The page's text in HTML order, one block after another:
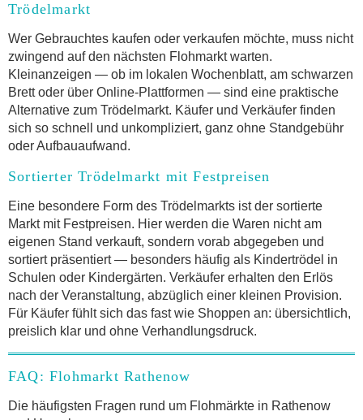
Trödelmarkt
Wer Gebrauchtes kaufen oder verkaufen möchte, muss nicht
zwingend auf den nächsten Flohmarkt warten.
Kleinanzeigen — ob im lokalen Wochenblatt, am schwarzen
Brett oder über Online-Plattformen — sind eine praktische
Alternative zum Trödelmarkt. Käufer und Verkäufer finden
sich so schnell und unkompliziert, ganz ohne Standgebühr
oder Aufbauaufwand.
Sortierter Trödelmarkt mit Festpreisen
Eine besondere Form des Trödelmarkts ist der sortierte
Markt mit Festpreisen. Hier werden die Waren nicht am
eigenen Stand verkauft, sondern vorab abgegeben und
sortiert präsentiert — besonders häufig als Kindertrödel in
Schulen oder Kindergärten. Verkäufer erhalten den Erlös
nach der Veranstaltung, abzüglich einer kleinen Provision.
Für Käufer fühlt sich das fast wie Shoppen an: übersichtlich,
preislich klar und ohne Verhandlungsdruck.
FAQ: Flohmarkt Rathenow
Die häufigsten Fragen rund um Flohmärkte in Rathenow